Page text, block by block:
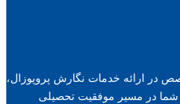
در ارائه خدمات نگارش پروپوزال،
شما در مسیر موفقیت تحصیلی